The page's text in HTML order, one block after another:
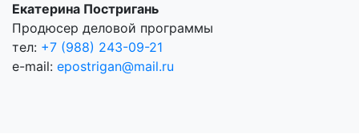
Екатерина Постригань
Продюсер деловой программы
тел: +7 (988) 243-09-21
e-mail: epostrigan@mail.ru